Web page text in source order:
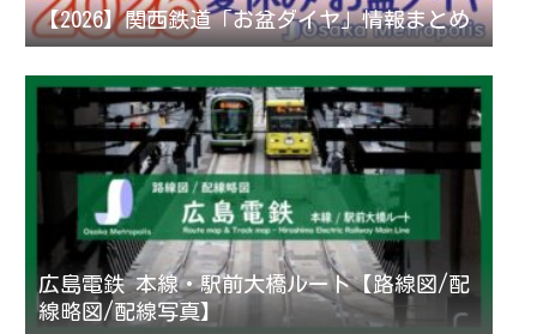
【2026】関西鉄道「お盆ダイヤ」情報まとめ
広島電鉄 本線・駅前大橋ルート【路線図/配
線略図/配線写真】